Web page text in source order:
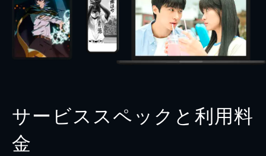
サービススペックと利用料
金